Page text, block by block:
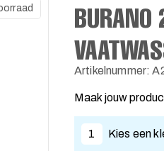
BURANO
Artikelnummer:
Maak jouw
1 Kies een